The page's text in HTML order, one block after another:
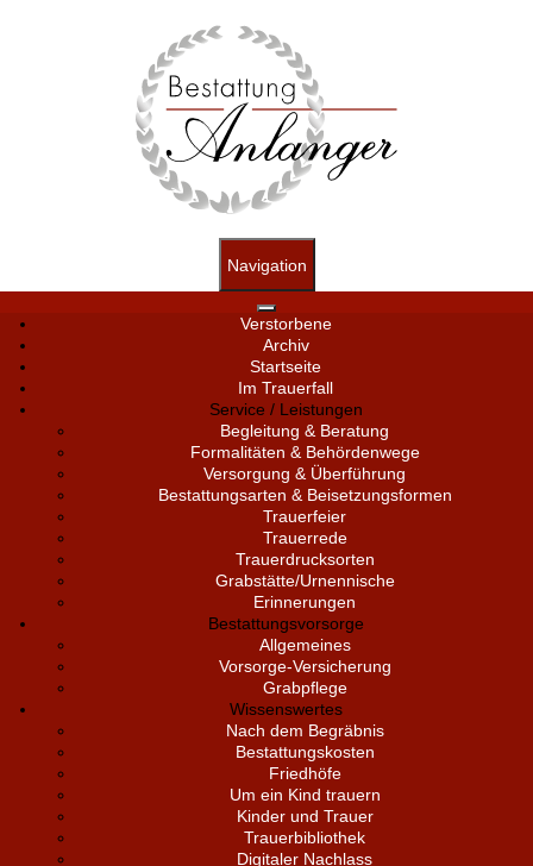
Navigation
Verstorbene
Archiv
Startseite
Im Trauerfall
Service / Leistungen
Begleitung & Beratung
Formalitäten & Behördenwege
Versorgung & Überführung
Bestattungsarten & Beisetzungsformen
Trauerfeier
Trauerrede
Trauerdrucksorten
Grabstätte/Urnennische
Erinnerungen
Bestattungsvorsorge
Allgemeines
Vorsorge-Versicherung
Grabpflege
Wissenswertes
Nach dem Begräbnis
Bestattungskosten
Friedhöfe
Um ein Kind trauern
Kinder und Trauer
Trauerbibliothek
Digitaler Nachlass